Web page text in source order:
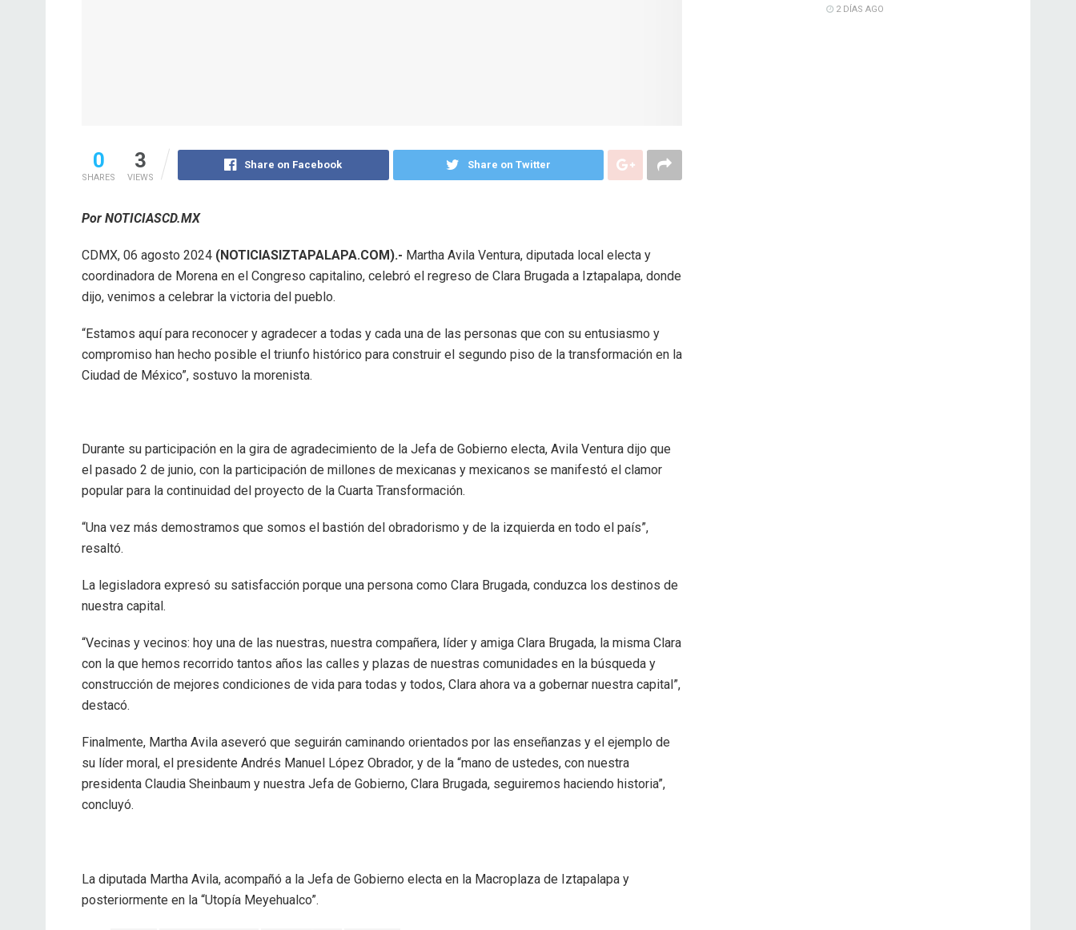
0
SHARES
3
VIEWS
Share on Facebook Share on Twitter
Por NOTICIASCD.MX
CDMX, 06 agosto 2024 (NOTICIASIZTAPALAPA.COM).- Martha Avila Ventura, diputada local electa y
coordinadora de Morena en el Congreso capitalino, celebró el regreso de Clara Brugada a Iztapalapa, donde
dijo, venimos a celebrar la victoria del pueblo.
“Estamos aquí para reconocer y agradecer a todas y cada una de las personas que con su entusiasmo y
compromiso han hecho posible el triunfo histórico para construir el segundo piso de la transformación en la
Ciudad de México”, sostuvo la morenista.
Durante su participación en la gira de agradecimiento de la Jefa de Gobierno electa, Avila Ventura dijo que
el pasado 2 de junio, con la participación de millones de mexicanas y mexicanos se manifestó el clamor
popular para la continuidad del proyecto de la Cuarta Transformación.
“Una vez más demostramos que somos el bastión del obradorismo y de la izquierda en todo el país”,
resaltó.
La legisladora expresó su satisfacción porque una persona como Clara Brugada, conduzca los destinos de
nuestra capital.
“Vecinas y vecinos: hoy una de las nuestras, nuestra compañera, líder y amiga Clara Brugada, la misma Clara
con la que hemos recorrido tantos años las calles y plazas de nuestras comunidades en la búsqueda y
construcción de mejores condiciones de vida para todas y todos, Clara ahora va a gobernar nuestra capital”,
destacó.
Finalmente, Martha Avila aseveró que seguirán caminando orientados por las enseñanzas y el ejemplo de
su líder moral, el presidente Andrés Manuel López Obrador, y de la “mano de ustedes, con nuestra
presidenta Claudia Sheinbaum y nuestra Jefa de Gobierno, Clara Brugada, seguiremos haciendo historia”,
concluyó.
La diputada Martha Avila, acompañó a la Jefa de Gobierno electa en la Macroplaza de Iztapalapa y
posteriormente en la “Utopía Meyehualco”.
2 DÍAS AGO